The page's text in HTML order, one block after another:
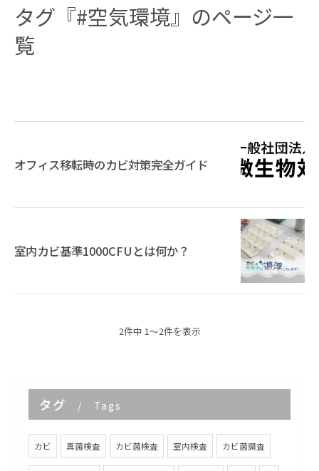
タグ『#空気環境』のページ一
覧
オフィス移転時のカビ対策完全ガイド
室内カビ基準1000CFUとは何か？
2件中 1～2件を表示
タグ Tags
カビ 真菌検査 カビ菌検査 室内検査 カビ菌調査